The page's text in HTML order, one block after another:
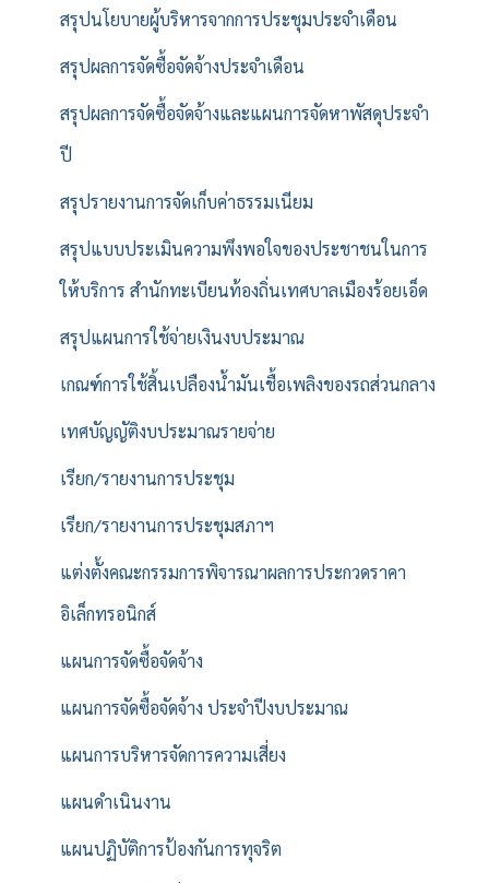
สรุปนโยบายผู้บริหารจากการประชุมประจำเดือน
สรุปผลการจัดซื้อจัดจ้างประจำเดือน
สรุปผลการจัดซื้อจัดจ้างและแผนการจัดหาพัสดุประจำ
ปี
สรุปรายงานการจัดเก็บค่าธรรมเนียม
สรุปแบบประเมินความพึงพอใจของประชาชนในการ
ให้บริการ สำนักทะเบียนท้องถิ่นเทศบาลเมืองร้อยเอ็ด
สรุปแผนการใช้จ่ายเงินงบประมาณ
เกณฑ์การใช้สิ้นเปลืองน้ำมันเชื้อเพลิงของรถส่วนกลาง
เทศบัญญัติงบประมาณรายจ่าย
เรียก/รายงานการประชุม
เรียก/รายงานการประชุมสภาฯ
แต่งตั้งคณะกรรมการพิจารณาผลการประกวดราคา
อิเล็กทรอนิกส์
แผนการจัดซื้อจัดจ้าง
แผนการจัดซื้อจัดจ้าง ประจำปีงบประมาณ
แผนการบริหารจัดการความเสี่ยง
แผนดำเนินงาน
แผนปฏิบัติการป้องกันการทุจริต